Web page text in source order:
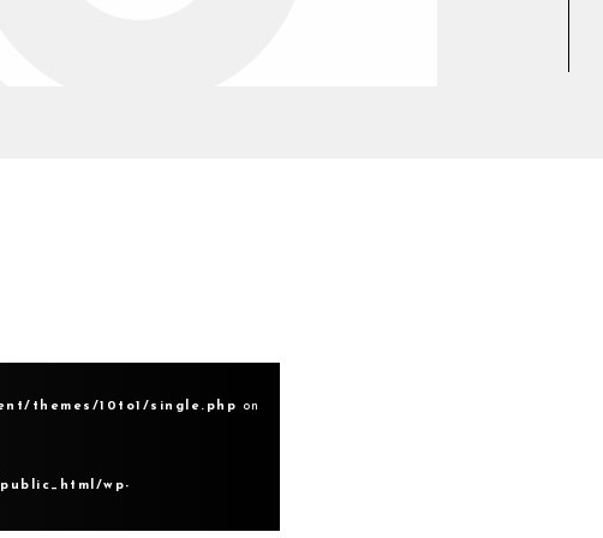
themes/10to1/single.php
on
wp-